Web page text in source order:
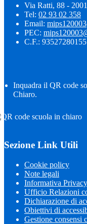
Via Ratti, 88 -
Tel: 02 93 02 358
Email:
PEC:
C.F.: 93527280155
Inquadra il QR code
Chiaro.
Sezione Link Utili
Cookie policy
Note legali
Informativa Privacy
Ufficio Relazioni
Dichiarazione di
Obiettivi di
Gestione consensi